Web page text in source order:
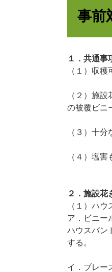
事前
１．共通事
（１）収
（２）施
の被覆ビニ
（３）十
（４）塩
２．施設花
（１）ハウ
ア．ビニー
ハウスバン
する。
イ．ブレー